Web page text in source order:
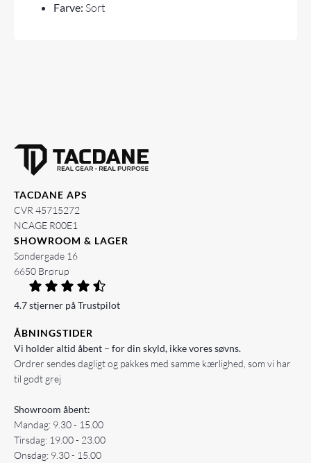
Farve: Sort
TACDANE APS
CVR 45715272
NCAGE R00E1
SHOWROOM & LAGER
Søndergade 16
6650 Brørup
4.7 stjerner på Trustpilot
ÅBNINGSTIDER
Vi holder altid åbent – for din skyld, ikke vores søvns.
Ordrer sendes dagligt og pakkes med samme kærlighed, som vi har
til godt grej
Showroom åbent:
Mandag: 9.30 - 15.00
Tirsdag: 19.00 - 23.00
Onsdag: 9.30 - 15.00